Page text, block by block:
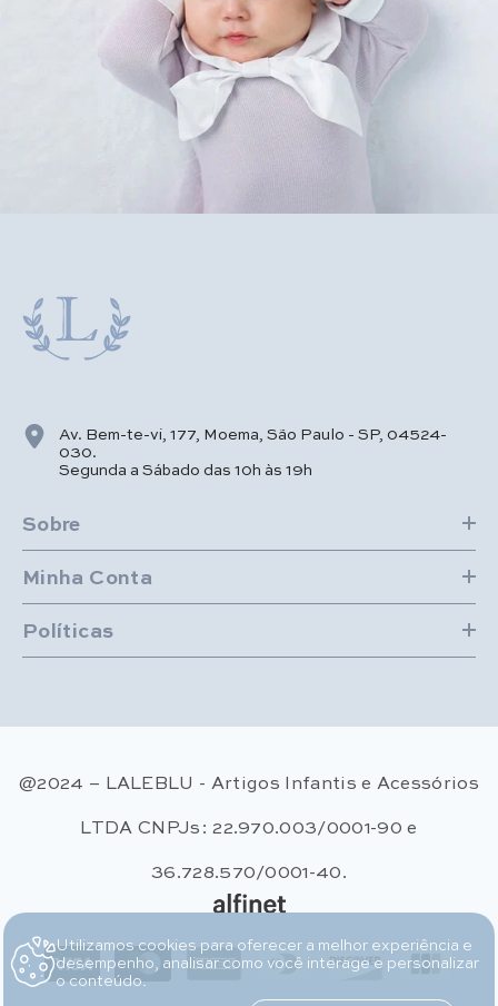
Av. Bem-te-vi, 177, Moema, São Paulo - SP, 04524-
030.
Segunda a Sábado das 10h às 19h
Sobre
Minha Conta
Políticas
@2024 – LALEBLU - Artigos Infantis e Acessórios
LTDA CNPJs: 22.970.003/0001-90 e
36.728.570/0001-40.
Métodos de pagamento
Utilizamos cookies para oferecer a melhor experiência e
desempenho, analisar como você interage e personalizar
o conteúdo.